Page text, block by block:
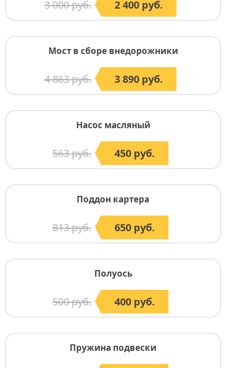
3 000 руб. 2 400 руб.
Мост в сборе внедорожники
4 863 руб. 3 890 руб.
Насос масляный
563 руб. 450 руб.
Поддон картера
813 руб. 650 руб.
Полуось
500 руб. 400 руб.
Пружина подвески